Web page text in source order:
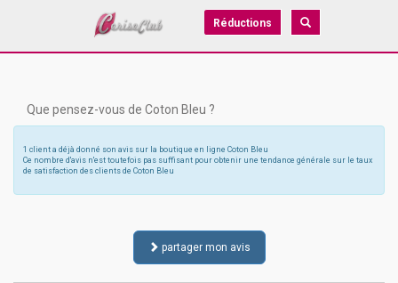
Réductions
Que pensez-vous de Coton Bleu ?
1 client a déjà donné son avis sur la boutique en ligne Coton Bleu
Ce nombre d'avis n'est toutefois pas suffisant pour obtenir une tendance générale sur le taux
de satisfaction des clients de Coton Bleu
partager mon avis